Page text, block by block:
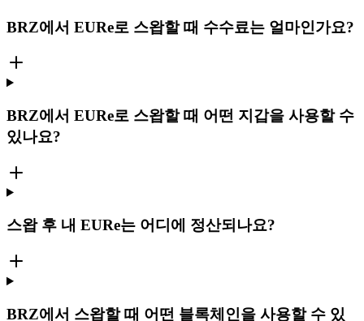
BRZ에서 EURe로 스왑할 때 수수료는 얼마인가요?
BRZ에서 EURe로 스왑할 때 어떤 지갑을 사용할 수
있나요?
스왑 후 내 EURe는 어디에 정산되나요?
BRZ에서 스왑할 때 어떤 블록체인을 사용할 수 있